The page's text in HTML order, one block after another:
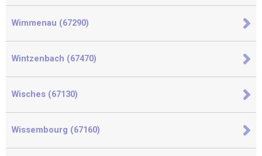
Wimmenau (67290)
Wintzenbach (67470)
Wisches (67130)
Wissembourg (67160)